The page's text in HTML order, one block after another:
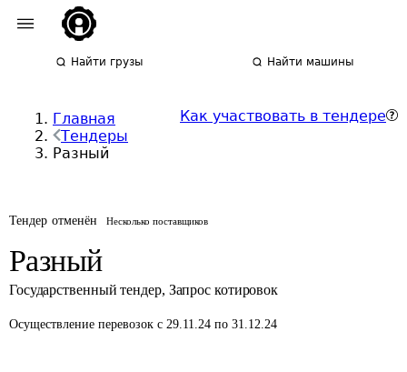
Найти грузы Найти машины
Главная
Тендеры
Разный
Как участвовать в тендере
Тендер отменён Несколько поставщиков
Разный
Государственный тендер, Запрос котировок
Осуществление перевозок с 29.11.24 по 31.12.24